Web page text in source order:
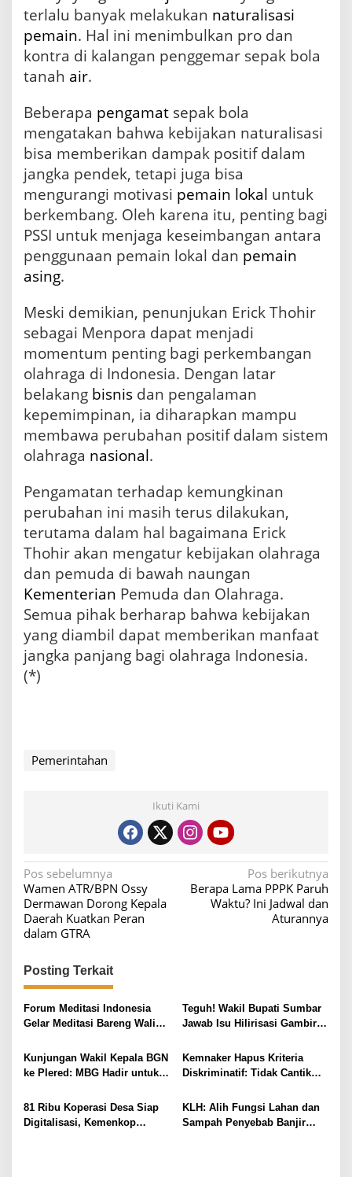
terlalu banyak melakukan naturalisasi
pemain. Hal ini menimbulkan pro dan
kontra di kalangan penggemar sepak bola
tanah air.
Beberapa pengamat sepak bola
mengatakan bahwa kebijakan naturalisasi
bisa memberikan dampak positif dalam
jangka pendek, tetapi juga bisa
mengurangi motivasi pemain lokal untuk
berkembang. Oleh karena itu, penting bagi
PSSI untuk menjaga keseimbangan antara
penggunaan pemain lokal dan pemain
asing.
Meski demikian, penunjukan Erick Thohir
sebagai Menpora dapat menjadi
momentum penting bagi perkembangan
olahraga di Indonesia. Dengan latar
belakang bisnis dan pengalaman
kepemimpinan, ia diharapkan mampu
membawa perubahan positif dalam sistem
olahraga nasional.
Pengamatan terhadap kemungkinan
perubahan ini masih terus dilakukan,
terutama dalam hal bagaimana Erick
Thohir akan mengatur kebijakan olahraga
dan pemuda di bawah naungan
Kementerian Pemuda dan Olahraga.
Semua pihak berharap bahwa kebijakan
yang diambil dapat memberikan manfaat
jangka panjang bagi olahraga Indonesia.
(*)
Pemerintahan
Ikuti Kami
N
a
v
i
g
a
s
i
o
Pos sebelumnya
Wamen ATR/BPN Ossy
Dermawan Dorong Kepala
Daerah Kuatkan Peran
dalam GTRA
Pos berikutnya
Berapa Lama PPPK Paruh
Waktu? Ini Jadwal dan
Aturannya
Posting Terkait
Forum Meditasi Indonesia
Gelar Meditasi Bareng Wali
Teguh! Wakil Bupati Sumbar
Jawab Isu Hilirisasi Gambir
Pertanian
Kunjungan Wakil Kepala BGN
ke Plered: MBG Hadir untuk
Kemnaker Hapus Kriteria
Diskriminatif: Tidak Cantik
81 Ribu Koperasi Desa Siap
Digitalisasi, Kemenkop
KLH: Alih Fungsi Lahan dan
Sampah Penyebab Banjir